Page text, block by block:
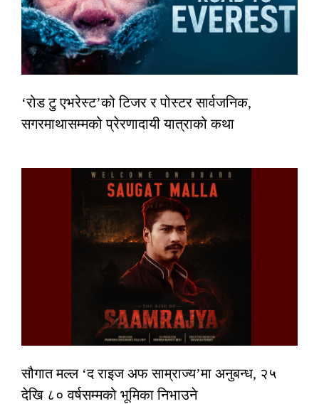
‘रोड टु एभरेस्ट’को टिजर र पोस्टर सार्वजनिक,
सगरमाथासम्मको प्रेरणादायी यात्राको कथा
सौगात मल्ल ‘द राइज अफ साम्राज्य’मा अनुबन्ध, २५
देखि ८० वर्षसम्मको भूमिका निभाउने